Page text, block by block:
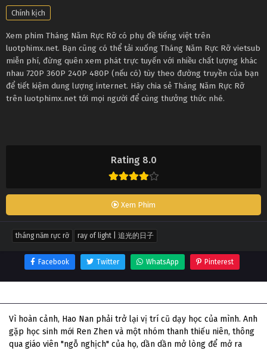
Rating 8.0
Xem Phim
Chính kịch
Xem phim Tháng Năm Rực Rỡ có phụ đề tiếng việt trên
luotphimx.net. Bạn cũng có thể tải xuống Tháng Năm Rực Rỡ vietsub
miễn phí, đừng quên xem phát trực tuyến với nhiều chất lượng khác
nhau 720P 360P 240P 480P (nếu có) tùy theo đường truyền của bạn
để tiết kiệm dung lượng internet. Hãy chia sẻ Tháng Năm Rực Rỡ
trên luotphimx.net tới mọi người để cùng thưởng thức nhé.
tháng năm rực rỡ ray of light | 追光的日子
Facebook Twitter WhatsApp Pinterest
Vì hoàn cảnh, Hao Nan phải trở lại vị trí cũ dạy học của mình. Anh
gặp học sinh mới Ren Zhen và một nhóm thanh thiếu niên, thông
qua giáo viên "ngỗ nghịch" của họ, dần dần mở lòng để mở ra